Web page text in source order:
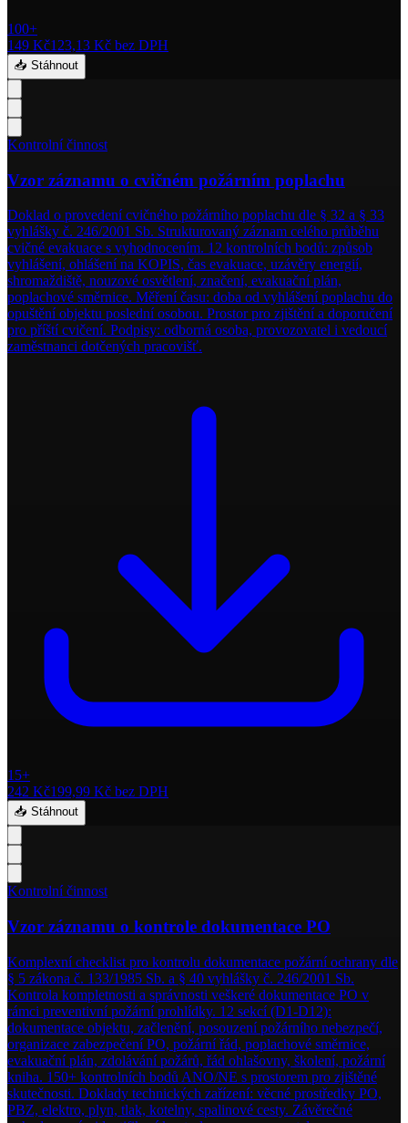
100+
149 Kč123,13 Kč bez DPH
📥 Stáhnout
Kontrolní činnost
Vzor záznamu o cvičném požárním poplachu
Doklad o provedení cvičného požárního poplachu dle § 32 a § 33
vyhlášky č. 246/2001 Sb. Strukturovaný záznam celého průběhu
cvičné evakuace s vyhodnocením. 12 kontrolních bodů: způsob
vyhlášení, ohlášení na KOPIS, čas evakuace, uzávěry energií,
shromaždiště, nouzové osvětlení, značení, evakuační plán,
poplachové směrnice. Měření času: doba od vyhlášení poplachu do
opuštění objektu poslední osobou. Prostor pro zjištění a doporučení
pro příští cvičení. Podpisy: odborná osoba, provozovatel i vedoucí
zaměstnanci dotčených pracovišť.
15+
242 Kč199,99 Kč bez DPH
📥 Stáhnout
Kontrolní činnost
Vzor záznamu o kontrole dokumentace PO
Komplexní checklist pro kontrolu dokumentace požární ochrany dle
§ 5 zákona č. 133/1985 Sb. a § 40 vyhlášky č. 246/2001 Sb.
Kontrola kompletnosti a správnosti veškeré dokumentace PO v
rámci preventivní požární prohlídky. 12 sekcí (D1-D12):
dokumentace objektu, začlenění, posouzení požárního nebezpečí,
organizace zabezpečení PO, požární řád, poplachové směrnice,
evakuační plán, zdolávání požárů, řád ohlašovny, školení, požární
kniha. 150+ kontrolních bodů ANO/NE s prostorem pro zjištěné
skutečnosti. Doklady technických zařízení: věcné prostředky PO,
PBZ, elektro, plyn, tlak, kotelny, spalinové cesty. Závěrečné